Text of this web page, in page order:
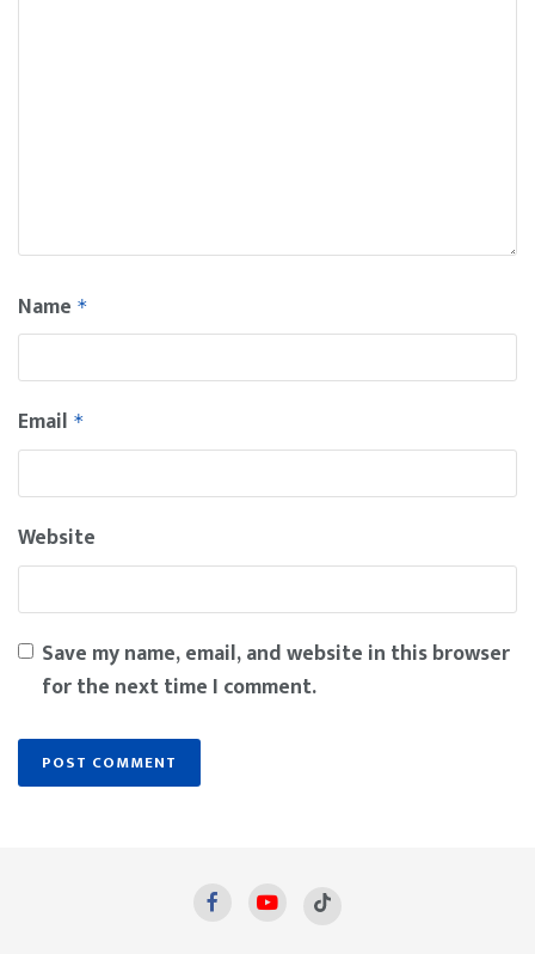
Name *
Email *
Website
Save my name, email, and website in this browser
for the next time I comment.